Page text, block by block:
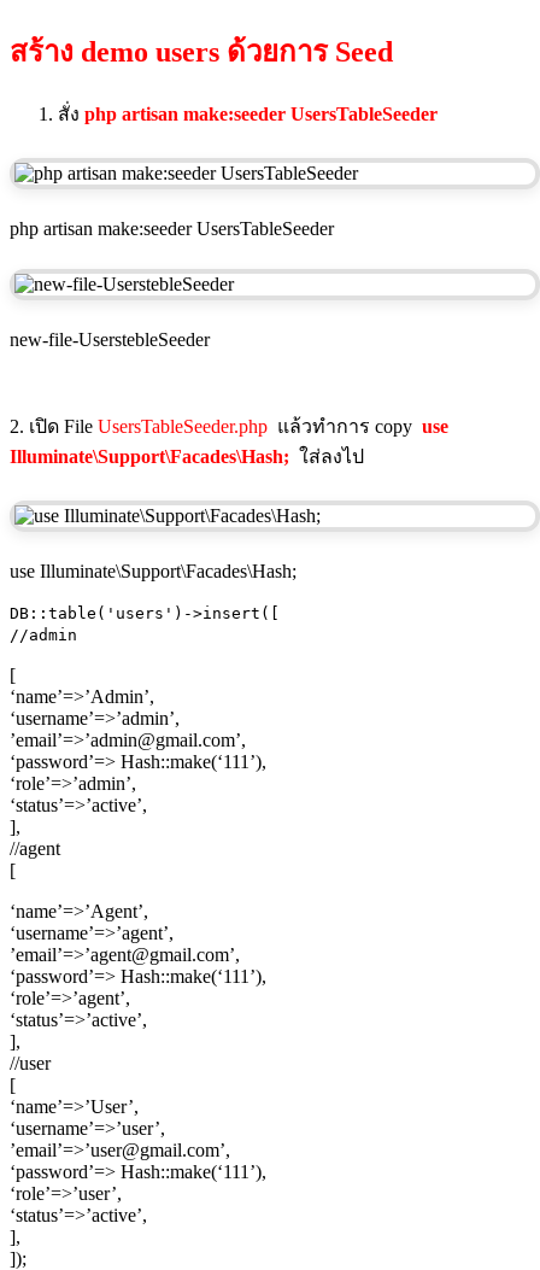
สร้าง demo users ด้วยการ Seed
สั่ง php artisan make:seeder UsersTableSeeder
php artisan make:seeder UsersTableSeeder
new-file-UserstebleSeeder
2. เปิด File UsersTableSeeder.php แล้วทำการ copy use
Illuminate\Support\Facades\Hash; ใส่ลงไป
use Illuminate\Support\Facades\Hash;
DB::table('users')->insert([
//admin
[
‘name’=>’Admin’,
‘username’=>’admin’,
’email’=>’admin@gmail.com’,
‘password’=> Hash::make(‘111’),
‘role’=>’admin’,
‘status’=>’active’,
],
//agent
[
‘name’=>’Agent’,
‘username’=>’agent’,
’email’=>’agent@gmail.com’,
‘password’=> Hash::make(‘111’),
‘role’=>’agent’,
‘status’=>’active’,
],
//user
[
‘name’=>’User’,
‘username’=>’user’,
’email’=>’user@gmail.com’,
‘password’=> Hash::make(‘111’),
‘role’=>’user’,
‘status’=>’active’,
],
]);